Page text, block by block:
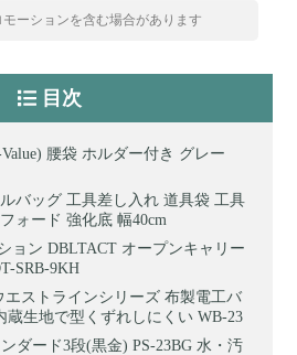
ーションを含む場合があります
目次
腰袋 ホルダー付き グレー
バッグ 工具差し入れ 道具袋 工具
ォード 強化底 幅40cm
ョン DBLTACT オープンキャリー
SRB-9KH
エストラインシリーズ 布製電工バ
蔵生地で型くずれしにくい WB-23
ダード3段(黒金) PS-23BG 水・汚